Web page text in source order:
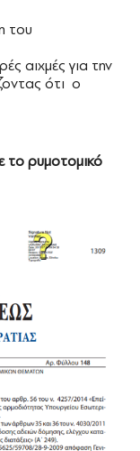
του
αιχμές για την
ότι ο
το ρυμοτομικό